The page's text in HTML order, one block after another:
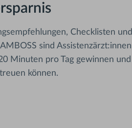
Checklisten und
sind Assistenzärzt:innen
Minuten pro Tag gewinnen und
können.